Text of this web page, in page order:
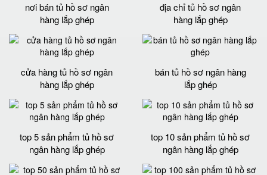
nơi bán tủ hồ sơ ngân
hàng lắp ghép
địa chỉ tủ hồ sơ ngân
hàng lắp ghép
cửa hàng tủ hồ sơ ngân
hàng lắp ghép
bán tủ hồ sơ ngân hàng
lắp ghép
top 5 sản phẩm tủ hồ sơ
ngân hàng lắp ghép
top 10 sản phẩm tủ hồ sơ
ngân hàng lắp ghép